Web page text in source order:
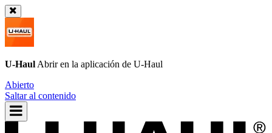
U-Haul Abrir en la aplicación de U-Haul
Abierto
Saltar al contenido